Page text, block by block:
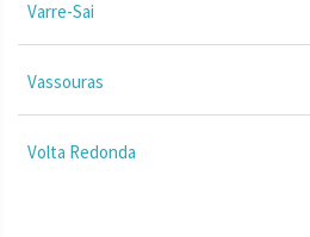
Varre-Sai
Vassouras
Volta Redonda